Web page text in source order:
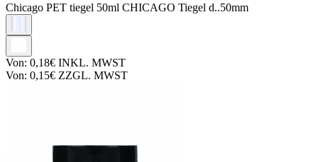
Chicago PET tiegel 50ml CHICAGO Tiegel d..50mm
Von: 0,18€ INKL. MWST
Von: 0,15€ ZZGL. MWST